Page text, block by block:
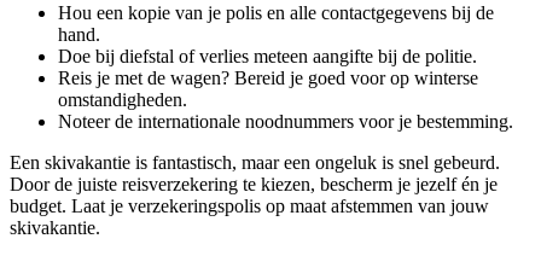
Hou een kopie van je polis en alle contactgegevens bij de
hand.
Doe bij diefstal of verlies meteen aangifte bij de politie.
Reis je met de wagen? Bereid je goed voor op winterse
omstandigheden.
Noteer de internationale noodnummers voor je bestemming.
Een skivakantie is fantastisch, maar een ongeluk is snel gebeurd.
Door de juiste reisverzekering te kiezen, bescherm je jezelf én je
budget. Laat je verzekeringspolis op maat afstemmen van jouw
skivakantie.